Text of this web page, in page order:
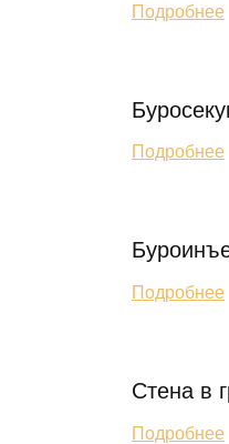
Подробнее
Подробнее
Подробнее
Стена в
Подробнее